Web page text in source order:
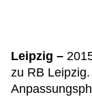
Leipzig –
zu RB